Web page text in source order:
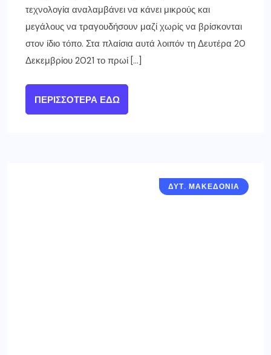
τεχνολογία αναλαμβάνει να κάνει μικρούς και
μεγάλους να τραγουδήσουν μαζί χωρίς να βρίσκονται
στον ίδιο τόπο. Στα πλαίσια αυτά λοιπόν τη Δευτέρα 20
Δεκεμβρίου 2021 το πρωί […]
ΠΕΡΙΣΣΌΤΕΡΑ ΕΔΏ
ΔΥΤ. ΜΑΚΕΔΟΝΙΑ